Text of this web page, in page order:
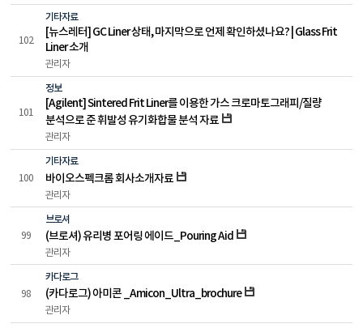
102
기타자료
[뉴스레터] GC Liner 상태, 마지막으로 언제 확인하셨나요? | Glass Frit
Liner 소개
관리자
101
정보
[Agilent] Sintered Frit Liner를 이용한 가스 크로마토그래피/질량
분석으로 준 휘발성 유기화합물 분석 자료
관리자
100
기타자료
바이오스펙크롬 회사소개자료
관리자
99
브로셔
(브로셔) 유리병 포어링 에이드_Pouring Aid
관리자
98
카다로그
(카다로그) 아미콘 _Amicon_Ultra_brochure
관리자